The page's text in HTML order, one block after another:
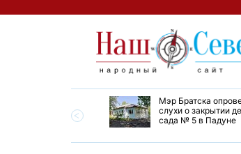
Мэр Братска
слухи о закрытии
сада № 5 в Падуне